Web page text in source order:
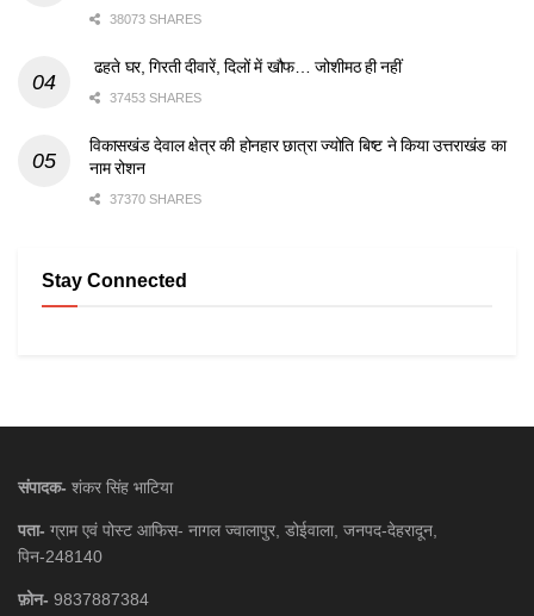
38073 SHARES
ढहते घर, गिरती दीवारें, दिलों में खौफ… जोशीमठ ही नहीं
37453 SHARES
विकासखंड देवाल क्षेत्र की होनहार छात्रा ज्योति बिष्ट ने किया उत्तराखंड का
नाम रोशन
37370 SHARES
Stay Connected
संपादक- शंकर सिंह भाटिया
पता- ग्राम एवं पोस्ट आफिस- नागल ज्वालापुर, डोईवाला, जनपद-देहरादून,
पिन-248140
फ़ोन- 9837887384